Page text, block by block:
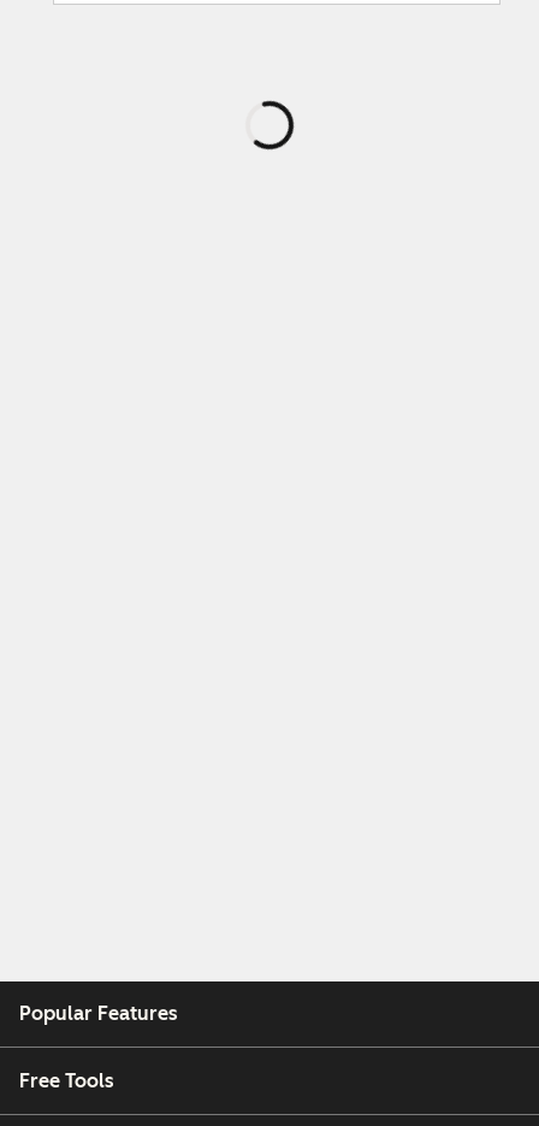
Indlæser
Popular Features
Free Tools